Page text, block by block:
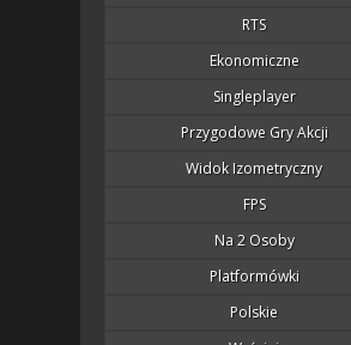
RTS
Ekonomiczne
Singleplayer
Przygodowe Gry Akcji
Widok Izometryczny
FPS
Na 2 Osoby
Platformówki
Polskie